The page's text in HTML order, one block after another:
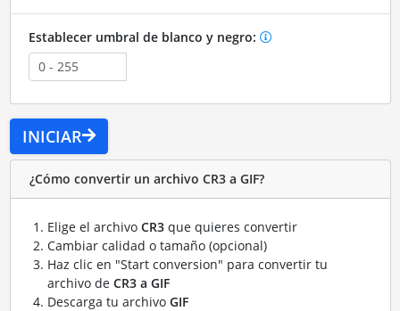
Establecer umbral de blanco y negro:
INICIAR
¿Cómo convertir un archivo CR3 a GIF?
Elige el archivo CR3que quieres convertir
Cambiar calidad o tamaño (opcional)
Haz clic en "Start conversion" para convertir tu
archivo de CR3 a GIF
Descarga tu archivo GIF